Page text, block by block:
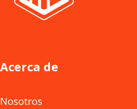
Acerca de
Nosotros